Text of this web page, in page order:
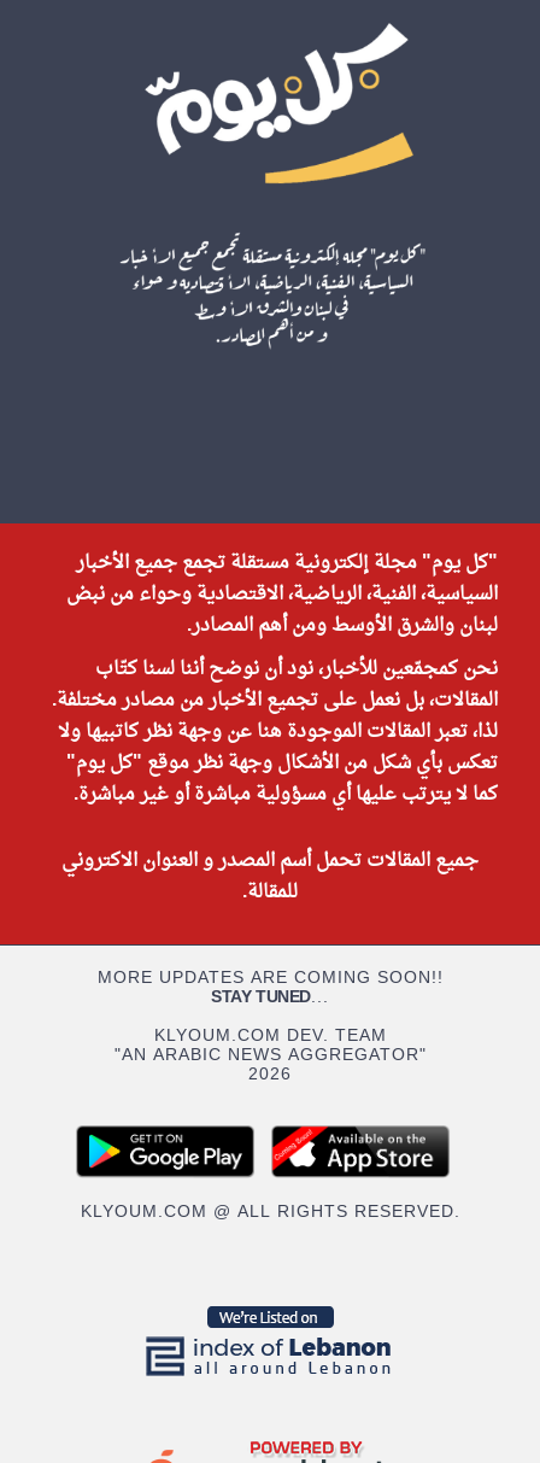
"كل يوم" مجلة إلكترونية مستقلة تجمع جميع الأخبار
السياسية، الفنية، الرياضية، الاقتصادية وحواء من نبض
لبنان والشرق الأوسط ومن أهم المصادر.
نحن كمجمّعين للأخبار، نود أن نوضح أننا لسنا كتّاب
المقالات، بل نعمل على تجميع الأخبار من مصادر مختلفة.
لذا، تعبر المقالات الموجودة هنا عن وجهة نظر كاتبيها ولا
تعكس بأي شكل من الأشكال وجهة نظر موقع "كل يوم"
كما لا يترتب عليها أي مسؤولية مباشرة أو غير مباشرة.
جميع المقالات تحمل أسم المصدر و العنوان الاكتروني
للمقالة.
MORE UPDATES ARE COMING SOON!!
STAY TUNED...
KLYOUM.COM DEV. TEAM
"AN ARABIC NEWS AGGREGATOR"
2026
KLYOUM.COM @ ALL RIGHTS RESERVED.